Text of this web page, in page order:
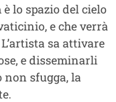
lo spazio del cielo
e che verrà
sa attivare
e disseminarli
non sfugga, la